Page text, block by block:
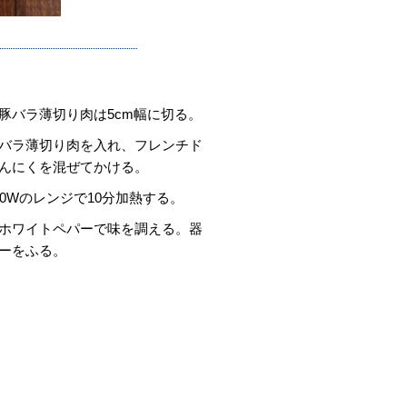
バラ薄切り肉は5cm幅に切る。
ラ薄切り肉を入れ、フレンチド
にくを混ぜてかける。
のレンジで10分加熱する。
ワイトペパーで味を調える。器
をふる。